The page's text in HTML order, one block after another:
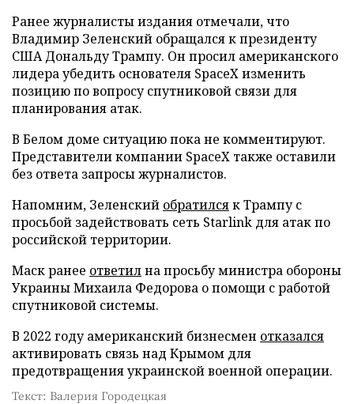
Ранее журналисты издания отмечали, что
Владимир Зеленский обращался к президенту
США Дональду Трампу. Он просил американского
лидера убедить основателя SpaceX изменить
позицию по вопросу спутниковой связи для
планирования атак.
В Белом доме ситуацию пока не комментируют.
Представители компании SpaceX также оставили
без ответа запросы журналистов.
Напомним, Зеленский обратилсяк Трампу с
просьбой задействовать сеть Starlink для атак по
российской территории.
Маск ранее ответилна просьбу министра обороны
Украины Михаила Федорова о помощи с работой
спутниковой системы.
В 2022 году американский бизнесмен отказался
активировать связь над Крымом для
предотвращения украинской военной операции.
Текст: Валерия Городецкая